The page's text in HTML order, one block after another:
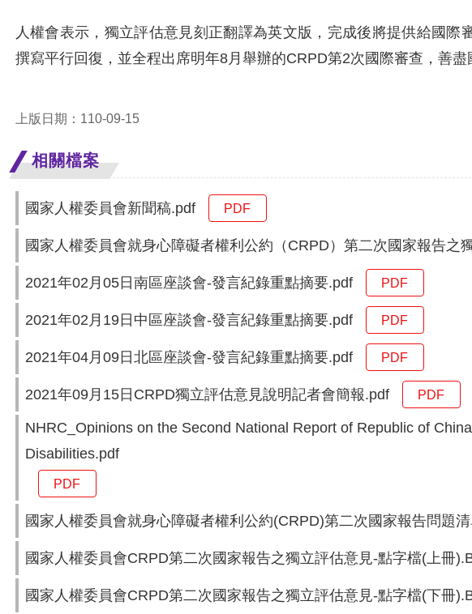
人權會表示，獨立評估意見刻正翻譯為英文版，完成後將提供給國
撰寫平行回復，並全程出席明年8月舉辦的CRPD第2次國際審查，善盡
上版日期：110-09-15
相關檔案
國家人權委員會新聞稿.pdf PDF
國家人權委員會就身心障礙者權利公約（CRPD）第二次國家報告之
2021年02月05日南區座談會-發言紀錄重點摘要.pdf PDF
2021年02月19日中區座談會-發言紀錄重點摘要.pdf PDF
2021年04月09日北區座談會-發言紀錄重點摘要.pdf PDF
2021年09月15日CRPD獨立評估意見說明記者會簡報.pdf PDF
NHRC_Opinions on the Second National Report of Republic of
Disabilities.pdf
PDF
國家人權委員會就身心障礙者權利公約(CRPD)第二次國家報告問題
國家人權委員會CRPD第二次國家報告之獨立評估意見-點字檔(上冊
國家人權委員會CRPD第二次國家報告之獨立評估意見-點字檔(下冊